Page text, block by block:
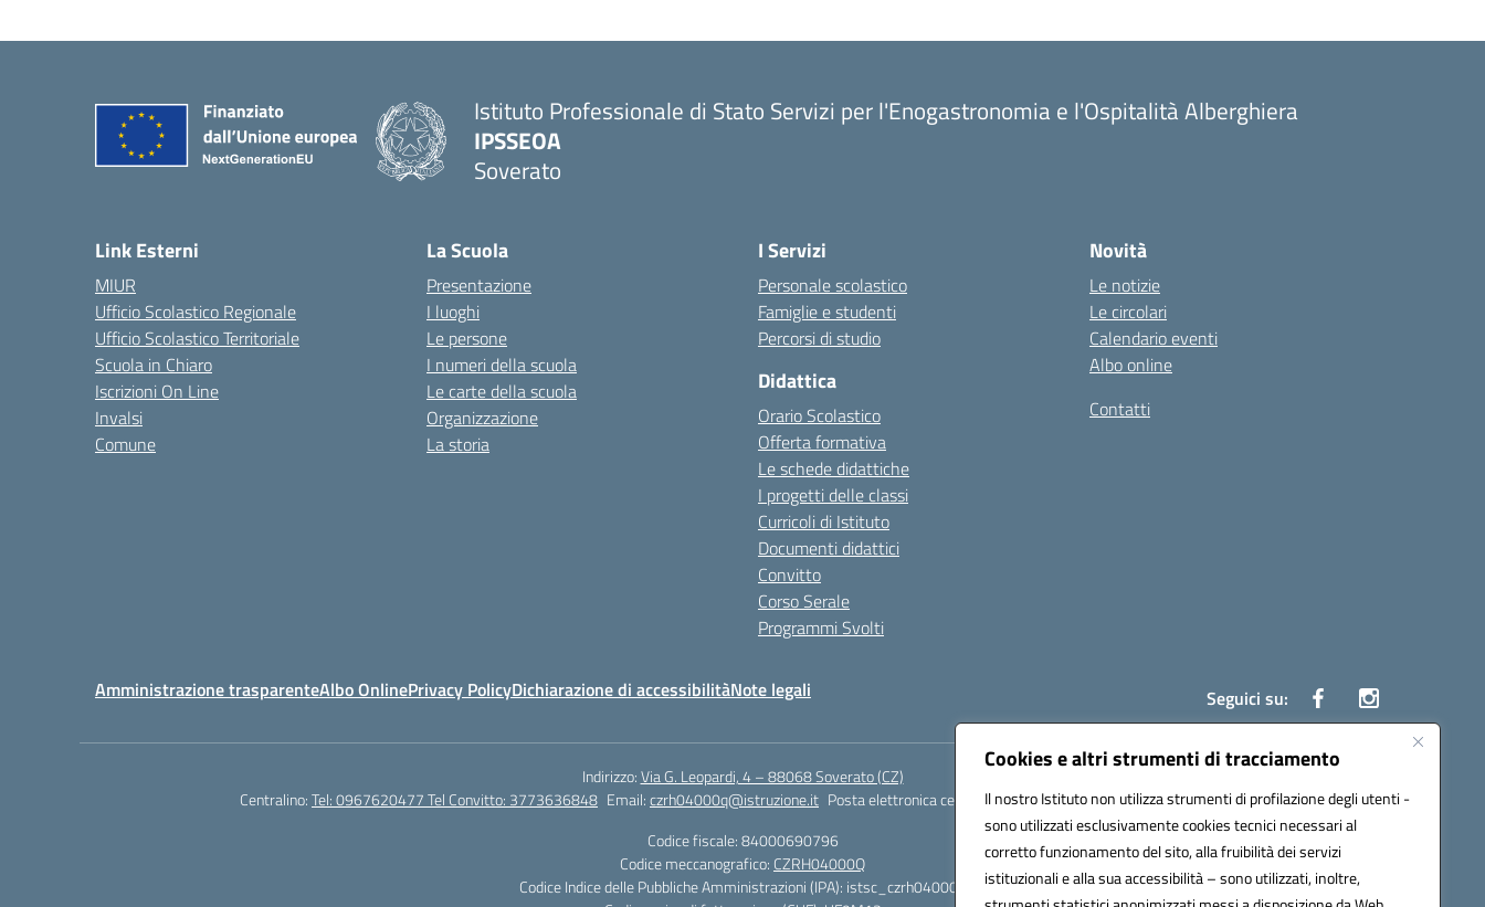
Cookies e altri strumenti di tracciamento
Il nostro Istituto non utilizza strumenti di profilazione degli utenti -
sono utilizzati esclusivamente cookies tecnici necessari al
corretto funzionamento del sito, alla fruibilità dei servizi
istituzionali e alla sua accessibilità – sono utilizzati, inoltre,
Istituto Professionale di Stato Servizi per l'Enogastronomia e l'Ospitalità Alberghiera
IPSSEOA
Soverato
Link Esterni
MIUR
Ufficio Scolastico Regionale
Ufficio Scolastico Territoriale
Scuola in Chiaro
Iscrizioni On Line
Invalsi
Comune
La Scuola
Presentazione
I luoghi
Le persone
I numeri della scuola
Le carte della scuola
Organizzazione
La storia
I Servizi
Personale scolastico
Famiglie e studenti
Percorsi di studio
Didattica
Orario Scolastico
Offerta formativa
Le schede didattiche
I progetti delle classi
Curricoli di Istituto
Documenti didattici
Convitto
Corso Serale
Programmi Svolti
Novità
Le notizie
Le circolari
Calendario eventi
Albo online
Contatti
Amministrazione trasparenteAlbo OnlinePrivacy PolicyDichiarazione di accessibilitàNote legali Seguici su:
Indirizzo:Via G. Leopardi, 4 – 88068 Soverato (CZ)
Centralino:Tel: 0967620477 Tel Convitto: 3773636848 Email:czrh04000q@istruzione.it Posta elettronica certificata (PEC):czrh04000q@pec.istruzione.it
Codice fiscale: 84000690796
Codice meccanografico: CZRH04000Q
Codice Indice delle Pubbliche Amministrazioni (IPA): istsc_czrh04000q